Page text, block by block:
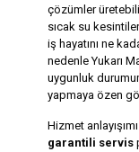
çözümler
sıcak su
iş hayatını ne
nedenle Yukarı
uygunluk
yapmaya özen
Hizmet
garantili servis